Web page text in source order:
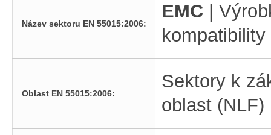
Název sektoru EN 55015:2006:
EMC |
kompatibility
Oblast EN 55015:2006:
Sektory k
oblast (NLF)